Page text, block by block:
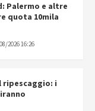
Palermo e altre
quota 10mila
2026 16:26
ripescaggio: i